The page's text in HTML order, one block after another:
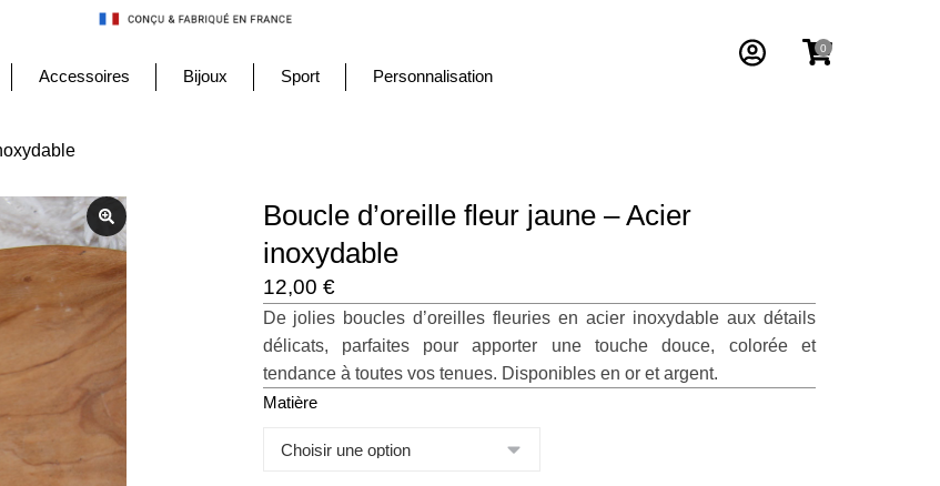
Accessoires Bijoux Sport Personnalisation
Boucle d’oreille fleur jaune – Acier
inoxydable
12,00 €
De jolies boucles d’oreilles fleuries en acier inoxydable aux détails
délicats, parfaites pour apporter une touche douce, colorée et
tendance à toutes vos tenues. Disponibles en or et argent.
Matière